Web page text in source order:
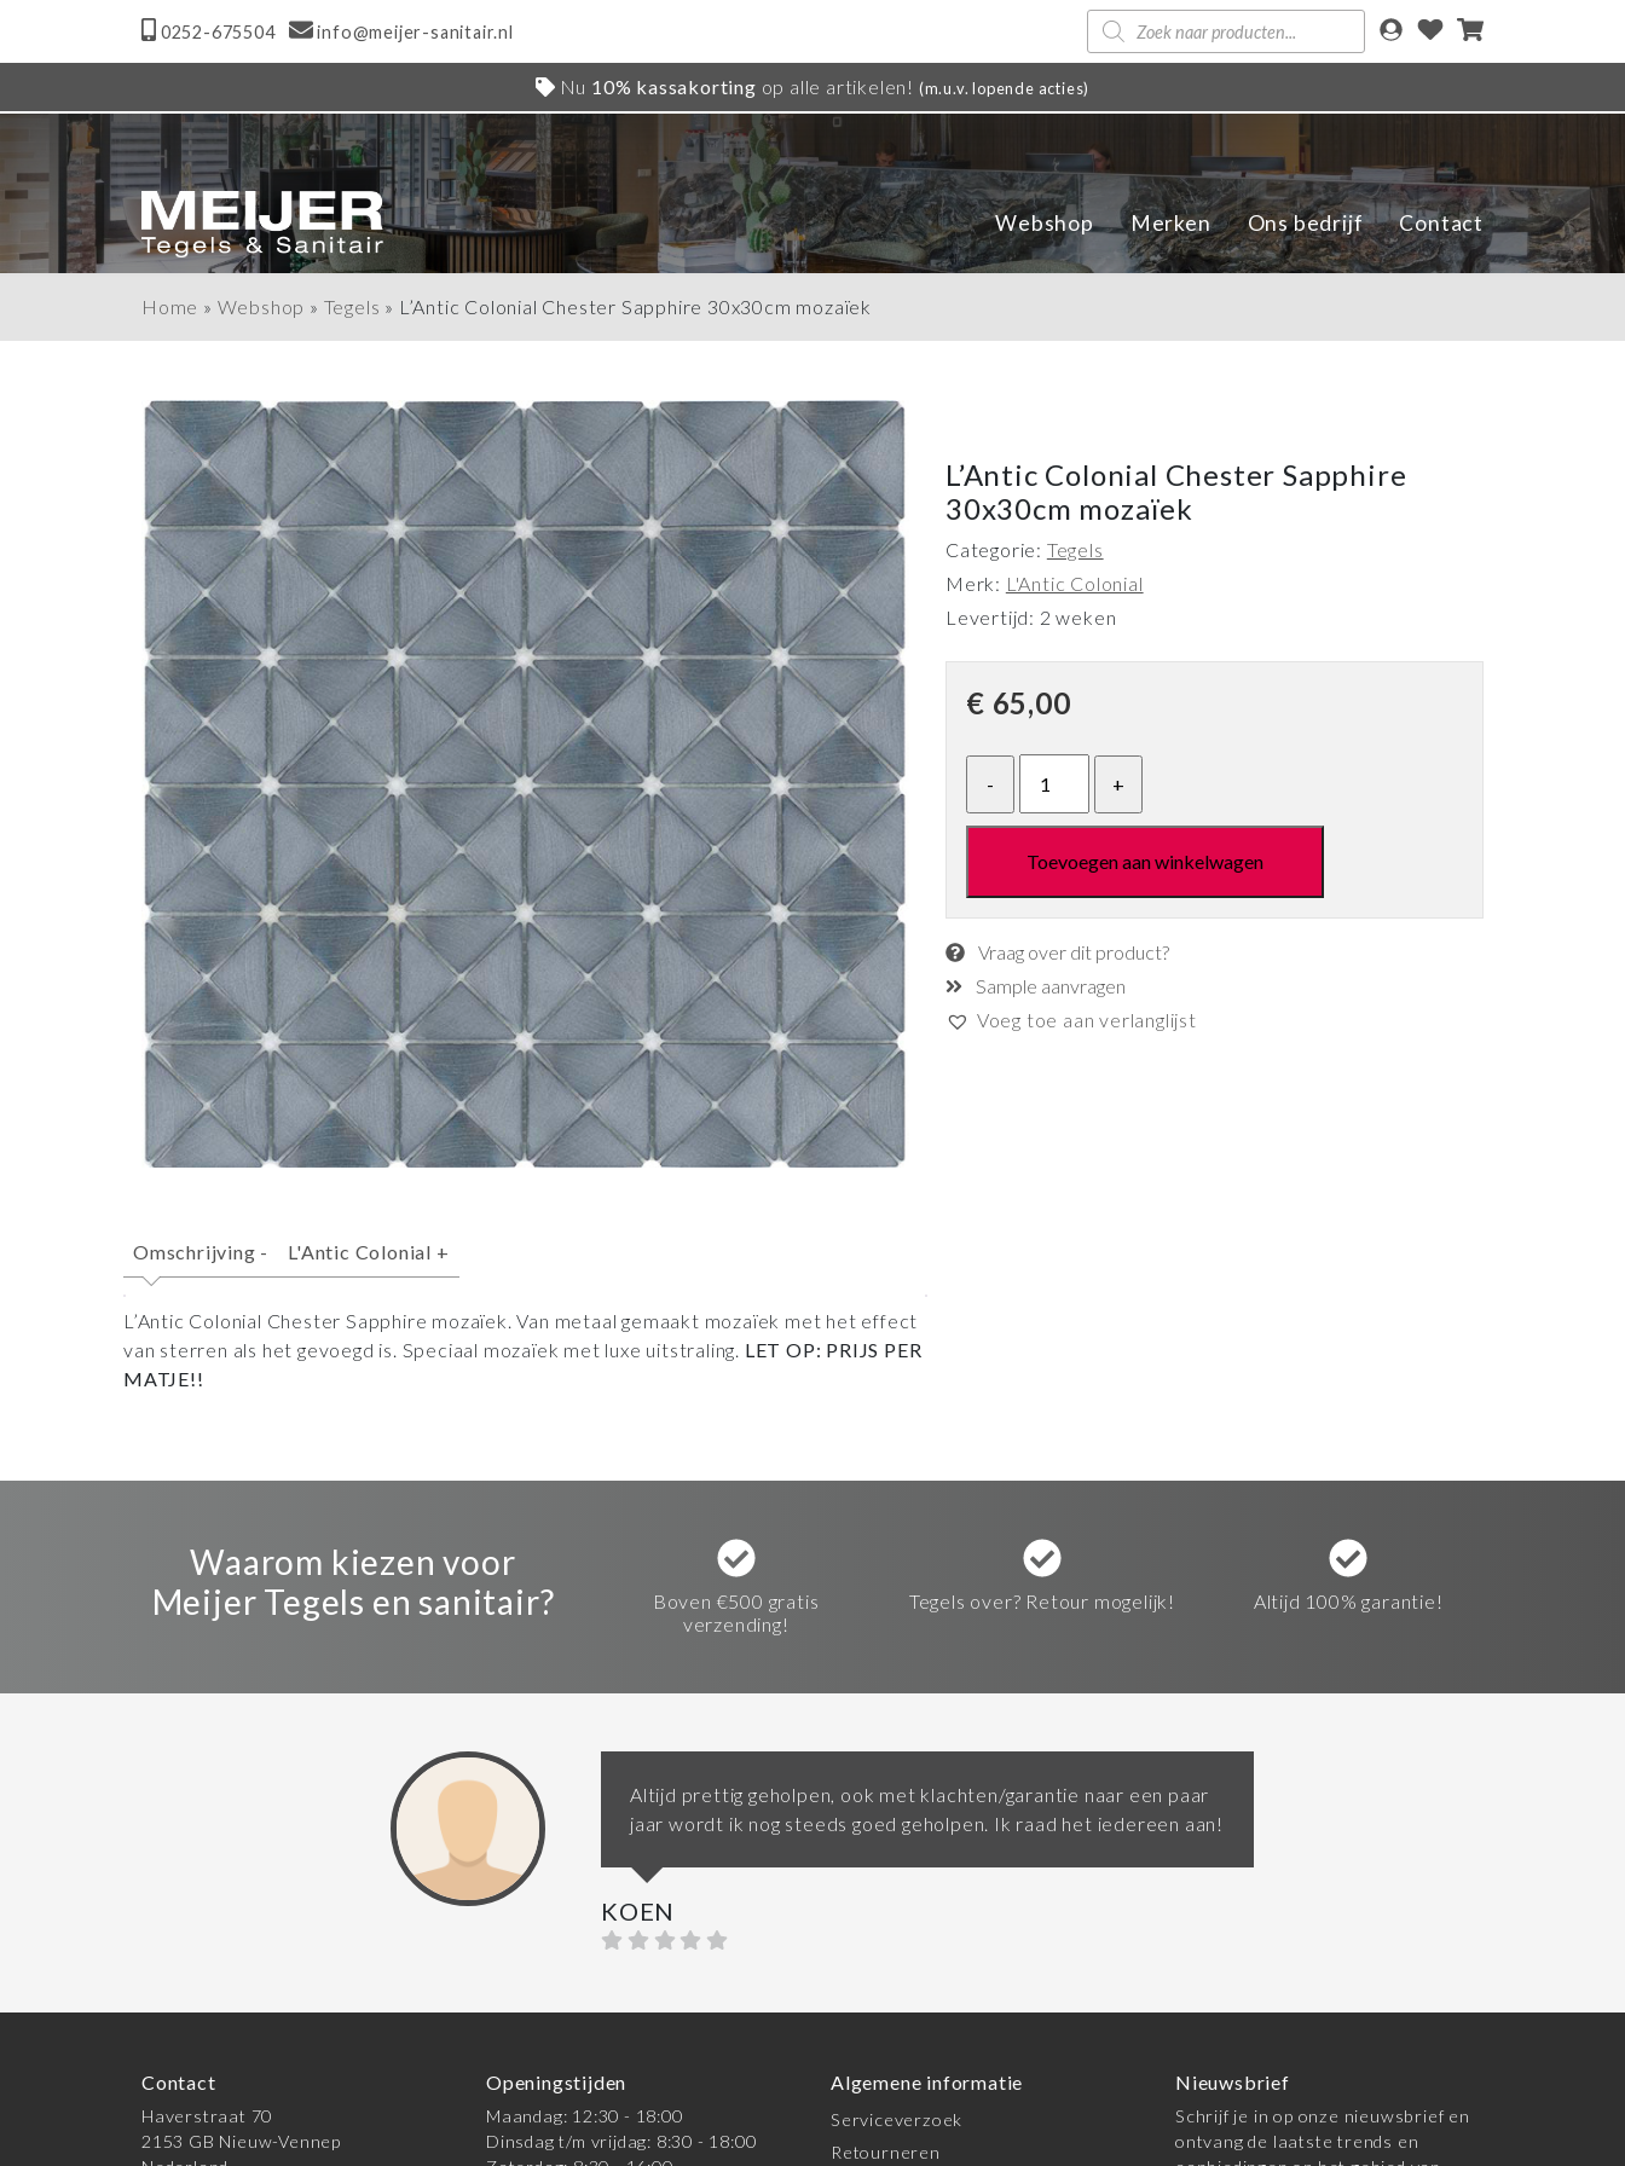
0252-675504 info@meijer-sanitair.nl
Producten
zoeken
Nu 10% kassakorting op alle artikelen! (m.u.v. lopende acties)
Webshop Merken Ons bedrijf Contact
Home » Webshop » Tegels » L’Antic Colonial Chester Sapphire 30x30cm mozaïek
Omschrijving - L'Antic Colonial +
L’Antic Colonial Chester Sapphire mozaïek. Van metaal gemaakt mozaïek met het effect
van sterren als het gevoegd is. Speciaal mozaïek met luxe uitstraling. LET OP: PRIJS PER
MATJE!!
L’Antic Colonial Chester Sapphire
30x30cm mozaïek
Categorie: Tegels
Merk: L'Antic Colonial
Levertijd: 2 weken
€ 65,00
Toevoegen aan winkelwagen
Vraag over dit product?
Sample aanvragen
Voeg toe aan verlanglijst
Waarom kiezen voor
Meijer Tegels en sanitair?
Boven €500 gratis
verzending!
Tegels over? Retour mogelijk! Altijd 100% garantie!
Altijd prettig geholpen, ook met klachten/garantie naar een paar
jaar wordt ik nog steeds goed geholpen. Ik raad het iedereen aan!
KOEN
Contact
Haverstraat 70
2153 GB Nieuw-Vennep
Openingstijden
Maandag: 12:30 - 18:00
Dinsdag t/m vrijdag: 8:30 - 18:00
Algemene informatie
Serviceverzoek
Retourneren
Nieuwsbrief
Schrijf je in op onze nieuwsbrief en
ontvang de laatste trends en